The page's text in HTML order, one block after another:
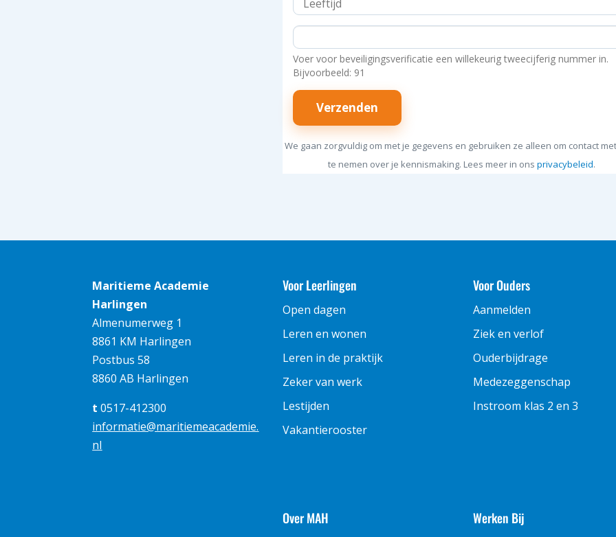
Voer voor beveiligingsverificatie een willekeurig tweecijferig nummer in.
Bijvoorbeeld: 91
Verzenden
We gaan zorgvuldig om met je gegevens en gebruiken ze alleen om contact
te nemen over je kennismaking. Lees meer in onsprivacybeleid.
Maritieme Academie
Harlingen
Almenumerweg 1
8861 KM Harlingen
Postbus 58
8860 AB Harlingen
t 0517-412300
informatie@maritiemeacademie.
nl
Voor Leerlingen
Open dagen
Leren en wonen
Leren in de praktijk
Zeker van werk
Lestijden
Vakantierooster
Voor Ouders
Aanmelden
Ziek en verlof
Ouderbijdrage
Medezeggenschap
Instroom klas 2 en 3
Over MAH Werken Bij